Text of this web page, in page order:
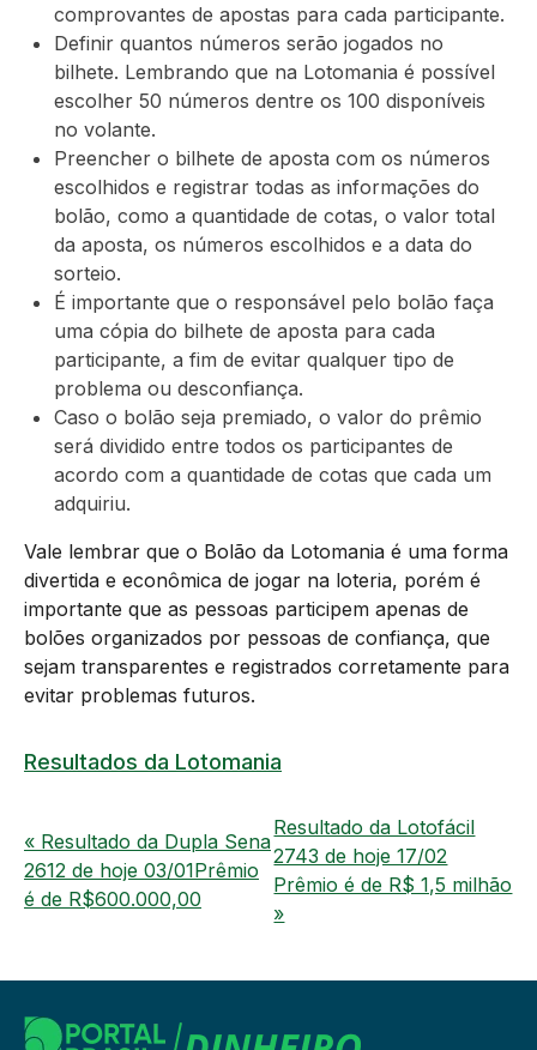
comprovantes de apostas para cada participante.
Definir quantos números serão jogados no
bilhete. Lembrando que na Lotomania é possível
escolher 50 números dentre os 100 disponíveis
no volante.
Preencher o bilhete de aposta com os números
escolhidos e registrar todas as informações do
bolão, como a quantidade de cotas, o valor total
da aposta, os números escolhidos e a data do
sorteio.
É importante que o responsável pelo bolão faça
uma cópia do bilhete de aposta para cada
participante, a fim de evitar qualquer tipo de
problema ou desconfiança.
Caso o bolão seja premiado, o valor do prêmio
será dividido entre todos os participantes de
acordo com a quantidade de cotas que cada um
adquiriu.
Vale lembrar que o Bolão da Lotomania é uma forma
divertida e econômica de jogar na loteria, porém é
importante que as pessoas participem apenas de
bolões organizados por pessoas de confiança, que
sejam transparentes e registrados corretamente para
evitar problemas futuros.
Resultados da Lotomania
« Resultado da Dupla Sena
2612 de hoje 03/01Prêmio
é de R$600.000,00
Resultado da Lotofácil
2743 de hoje 17/02
Prêmio é de R$ 1,5 milhão
»